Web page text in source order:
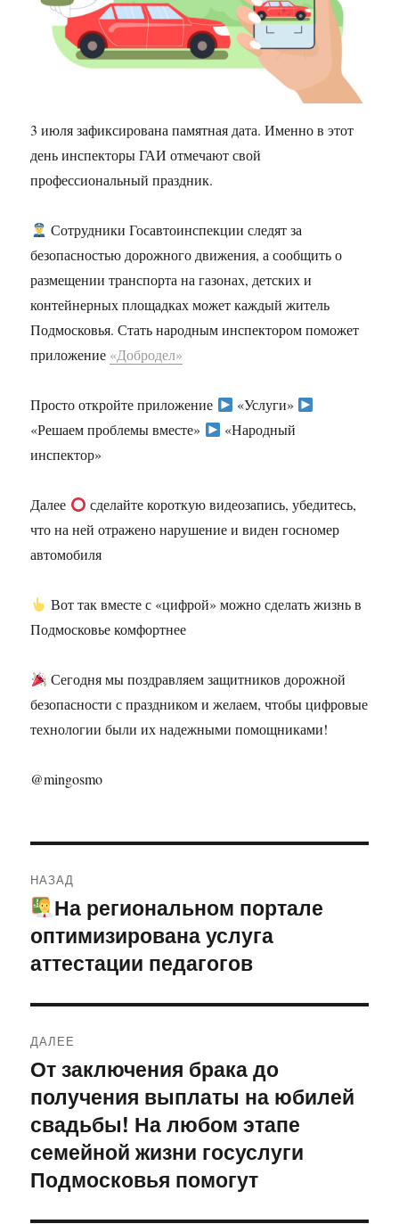
3 июля зафиксирована памятная дата. Именно в этот
день инспекторы ГАИ отмечают свой
профессиональный праздник.
Сотрудники Госавтоинспекции следят за
безопасностью дорожного движения, а сообщить о
размещении транспорта на газонах, детских и
контейнерных площадках может каждый житель
Подмосковья. Стать народным инспектором поможет
приложение «Добродел»
Просто откройте приложение
«Услуги»
«Решаем проблемы вместе»
«Народный
инспектор»
Далее
сделайте короткую видеозапись, убедитесь,
что на ней отражено нарушение и виден госномер
автомобиля
Вот так вместе с «цифрой» можно сделать жизнь в
Подмосковье комфортнее
Сегодня мы поздравляем защитников дорожной
безопасности с праздником и желаем, чтобы цифровые
технологии были их надежными помощниками!
@mingosmo
по
записям
НАЗАД
Предыдущая
запись:
На региональном портале
оптимизирована услуга
аттестации педагогов
ДАЛЕЕ
Следующая
запись:
От заключения брака до
получения выплаты на юбилей
свадьбы! На любом этапе
семейной жизни госуслуги
Подмосковья помогут